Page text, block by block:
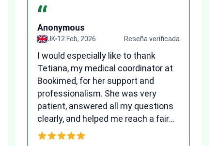
“
Anonymous
UK 12 Feb, 2026 Reseña verificada
I would especially like to thank
Tetiana, my medical coordinator at
Bookimed, for her support and
professionalism. She was very
patient, answered all my questions
clearly, and helped me reach a fair
and transparent agreement. Her